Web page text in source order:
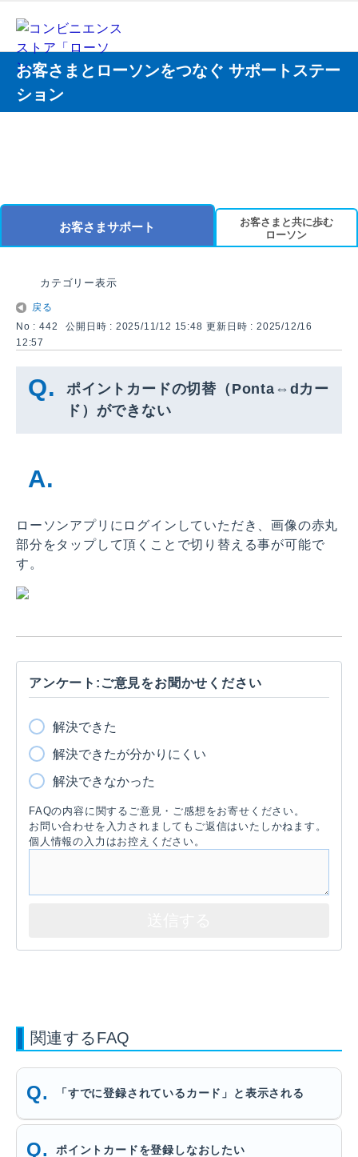
お客さまとローソンをつなぐ サポートステー
ション
お客さまサポート
お客さまと共に歩む
ローソン
カテゴリー表示
戻る
No : 442
公開日時 : 2025/11/12 15:48 更新日時 : 2025/12/16
12:57
ポイントカードの切替（Ponta⇔dカー
ド）ができない
ローソンアプリにログインしていただき、画像の赤丸
部分をタップして頂くことで切り替える事が可能で
す。
アンケート:ご意見をお聞かせください
解決できた
解決できたが分かりにくい
解決できなかった
FAQの内容に関するご意見・ご感想をお寄せください。
お問い合わせを入力されましてもご返信はいたしかねます。
個人情報の入力はお控えください。
関連するFAQ
「すでに登録されているカード」と表示される
ポイントカードを登録しなおしたい